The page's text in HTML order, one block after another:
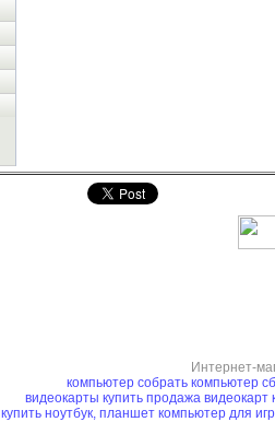
Интернет-
компьютер собрать компьютер
видеокарты купить продажа видеокарт
купить ноутбук, планшет компьютер для